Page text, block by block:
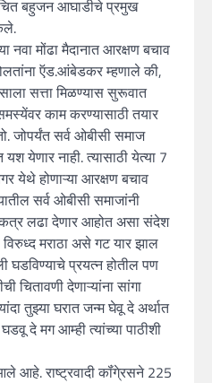
बहुजन आघाडीचे प्रमुख
नवा मोंढा मैदानात आरक्षण बचाव
ऍड.आंबेडकर म्हणाले की,
सत्ता मिळण्यास सुरूवात
काम करण्यासाठी तयार
जोपर्यंत सर्व ओबीसी समाज
येणार नाही. त्यासाठी येत्या 7
येथे होणाऱ्या आरक्षण बचाव
सर्व ओबीसी समाजांनी
लढा देणार आहोत असा संदेश
विरुध्द मराठा असे गट यार झाल
घडविण्याचे प्रयत्न होतील पण
चितावणी देणाऱ्यांना सांगा
तुझ्या घरात जन्म घेवू दे अर्थात
दे मग आम्ही त्यांच्या पाठीशी
आहे. राष्ट्रवादी कॉंगे्रसने 225